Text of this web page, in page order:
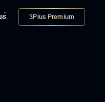
3Plus Premium